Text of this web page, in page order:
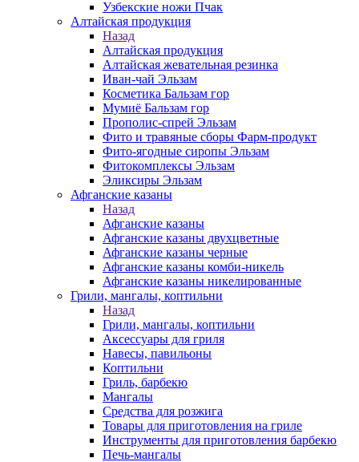
Узбекские ножи Пчак
Алтайская продукция
Назад
Алтайская продукция
Алтайская жевательная резинка
Иван-чай Эльзам
Косметика Бальзам гор
Мумиё Бальзам гор
Прополис-спрей Эльзам
Фито и травяные сборы Фарм-продукт
Фито-ягодные сиропы Эльзам
Фитокомплексы Эльзам
Эликсиры Эльзам
Афганские казаны
Назад
Афганские казаны
Афганские казаны двухцветные
Афганские казаны черные
Афганские казаны комби-никель
Афганские казаны никелированные
Грили, мангалы, коптильни
Назад
Грили, мангалы, коптильни
Аксессуары для гриля
Навесы, павильоны
Коптильни
Гриль, барбекю
Мангалы
Средства для розжига
Товары для приготовления на гриле
Инструменты для приготовления барбекю
Печь-мангалы